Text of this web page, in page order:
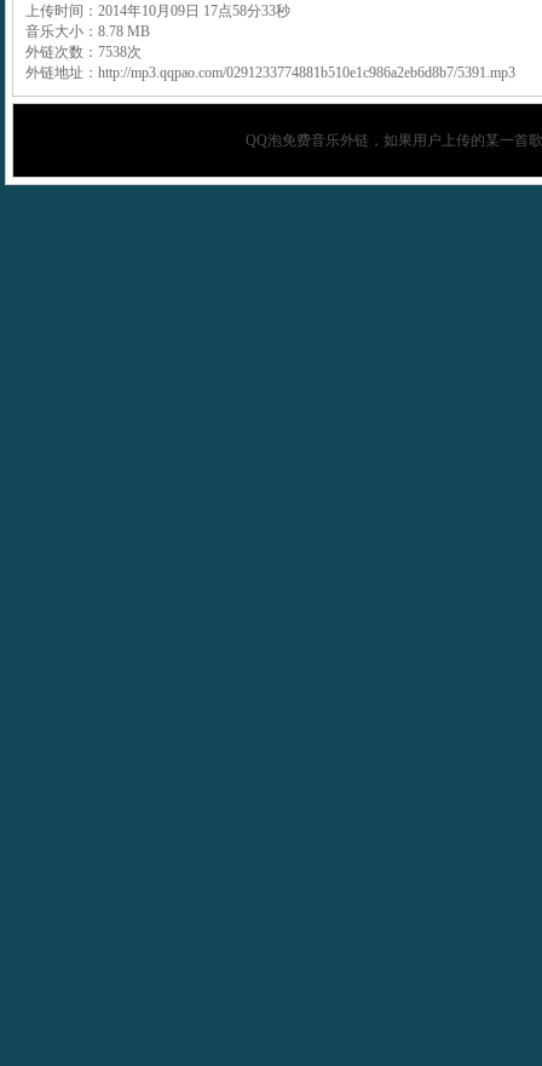
上传时间：2014年10月09日 17点58分33秒
音乐大小：8.78 MB
外链次数：7538次
外链地址：http://mp3.qqpao.com/0291233774881b510e1c986a2eb6d8b7/5391.mp3
QQ泡免费音乐外链，如果用户上传的某一首